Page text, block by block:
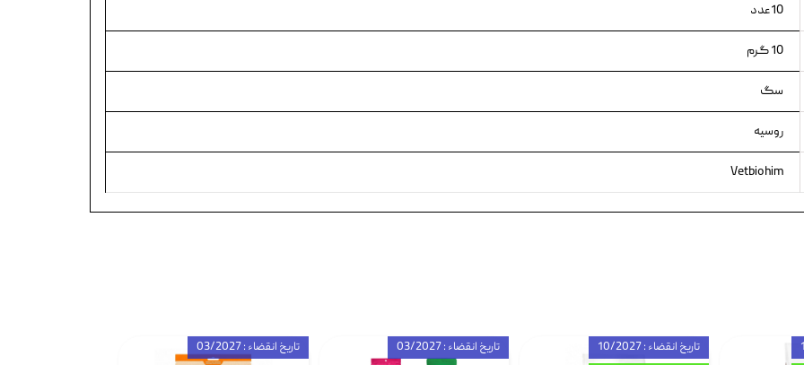
10عدد
10 گرم
سگ
روسیه
Vetbiohim
تاریخ انقضاء : 03/2027 تاریخ انقضاء : 03/2027
تاریخ انقضاء : 10/2027